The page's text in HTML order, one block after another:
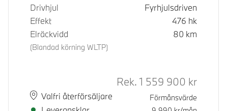
Drivhjul
Fyrhjulsdriven
Effekt
476 hk
Elräckvidd
(Blandad körning WLTP)
80 km
PlatsValfri återförsäljare
Leveranstid
Rek.
Rek. 1 559 900 kr
Förmånsvärde